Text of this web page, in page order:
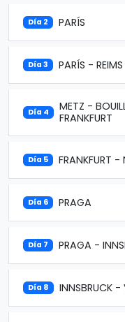
Día 2 PARÍS
Día 3 PARÍS -
Día 4
METZ -
FRANKFURT
Día 5 FRANKFURT -
Día 6 PRAGA
Día 7 PRAGA -
Día 8 INNSBRUCK -